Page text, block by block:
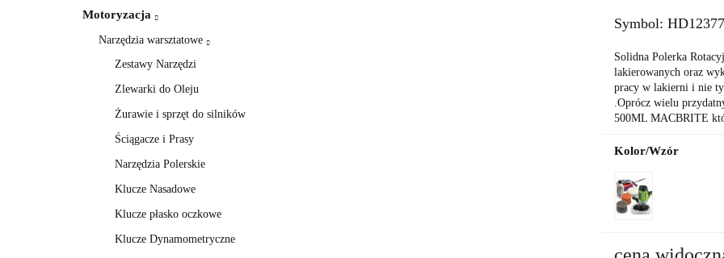
Motoryzacja
Narzędzia warsztatowe
Zestawy Narzędzi
Zlewarki do Oleju
Żurawie i sprzęt do silników
Ściągacze i Prasy
Narzędzia Polerskie
Klucze Nasadowe
Klucze płasko oczkowe
Klucze Dynamometryczne
Symbol:HD12377
Solidna Polerka
lakierowanych oraz
pracy w lakierni i nie
.Oprócz wielu
500ML MACBRITE
Kolor/Wzór